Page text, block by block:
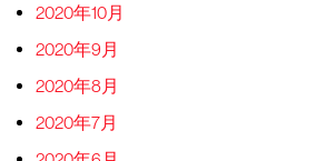
2020年10月
2020年9月
2020年8月
2020年7月